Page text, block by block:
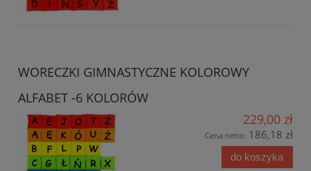
WORECZKI GIMNASTYCZNE KOLOROWY
ALFABET -6 KOLORÓW
229,00 zł
Cena netto: 186,18 zł
do koszyka